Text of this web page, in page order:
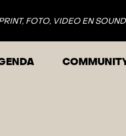
EN SOUND ● ONTDEK